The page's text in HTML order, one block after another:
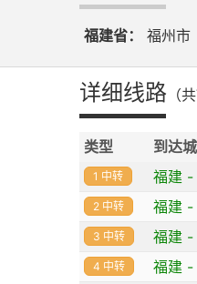
福建省： 福州市
详细线路 （
类型 到达
1 中转 福建 -
2 中转 福建 -
3 中转 福建 -
4 中转 福建 -